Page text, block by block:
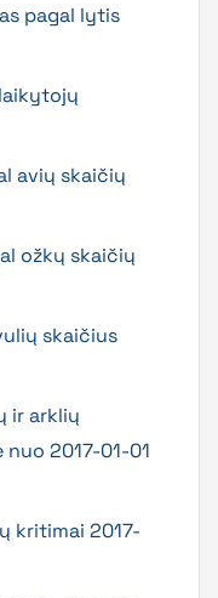
pagal lytis
avių skaičių
ožkų skaičių
skaičius
ir arklių
2017-01-01
kritimai 2017-